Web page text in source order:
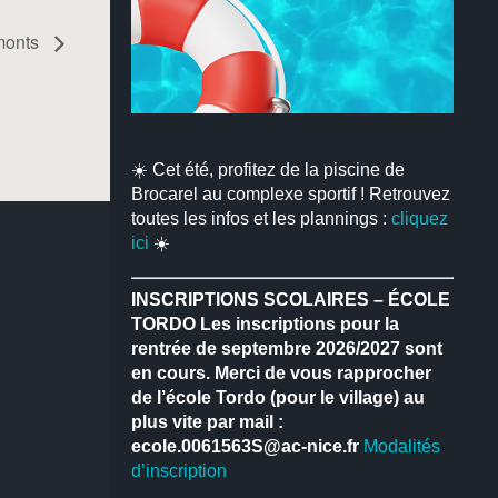
☀️ Cet été, profitez de la piscine de
Brocarel au complexe sportif ! Retrouvez
toutes les infos et les plannings : cliquez
ici ☀️
INSCRIPTIONS SCOLAIRES – ÉCOLE
TORDOLes inscriptions pour la
rentrée de septembre 2026/2027 sont
en cours. Merci de vous rapprocher
de l’école Tordo (pour le village) au
plus vite par mail :
ecole.0061563S@ac-nice.fr Modalités
d’inscription